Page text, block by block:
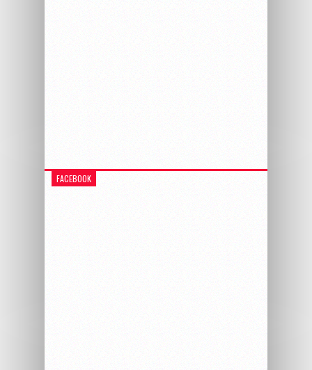
FACEBOOK